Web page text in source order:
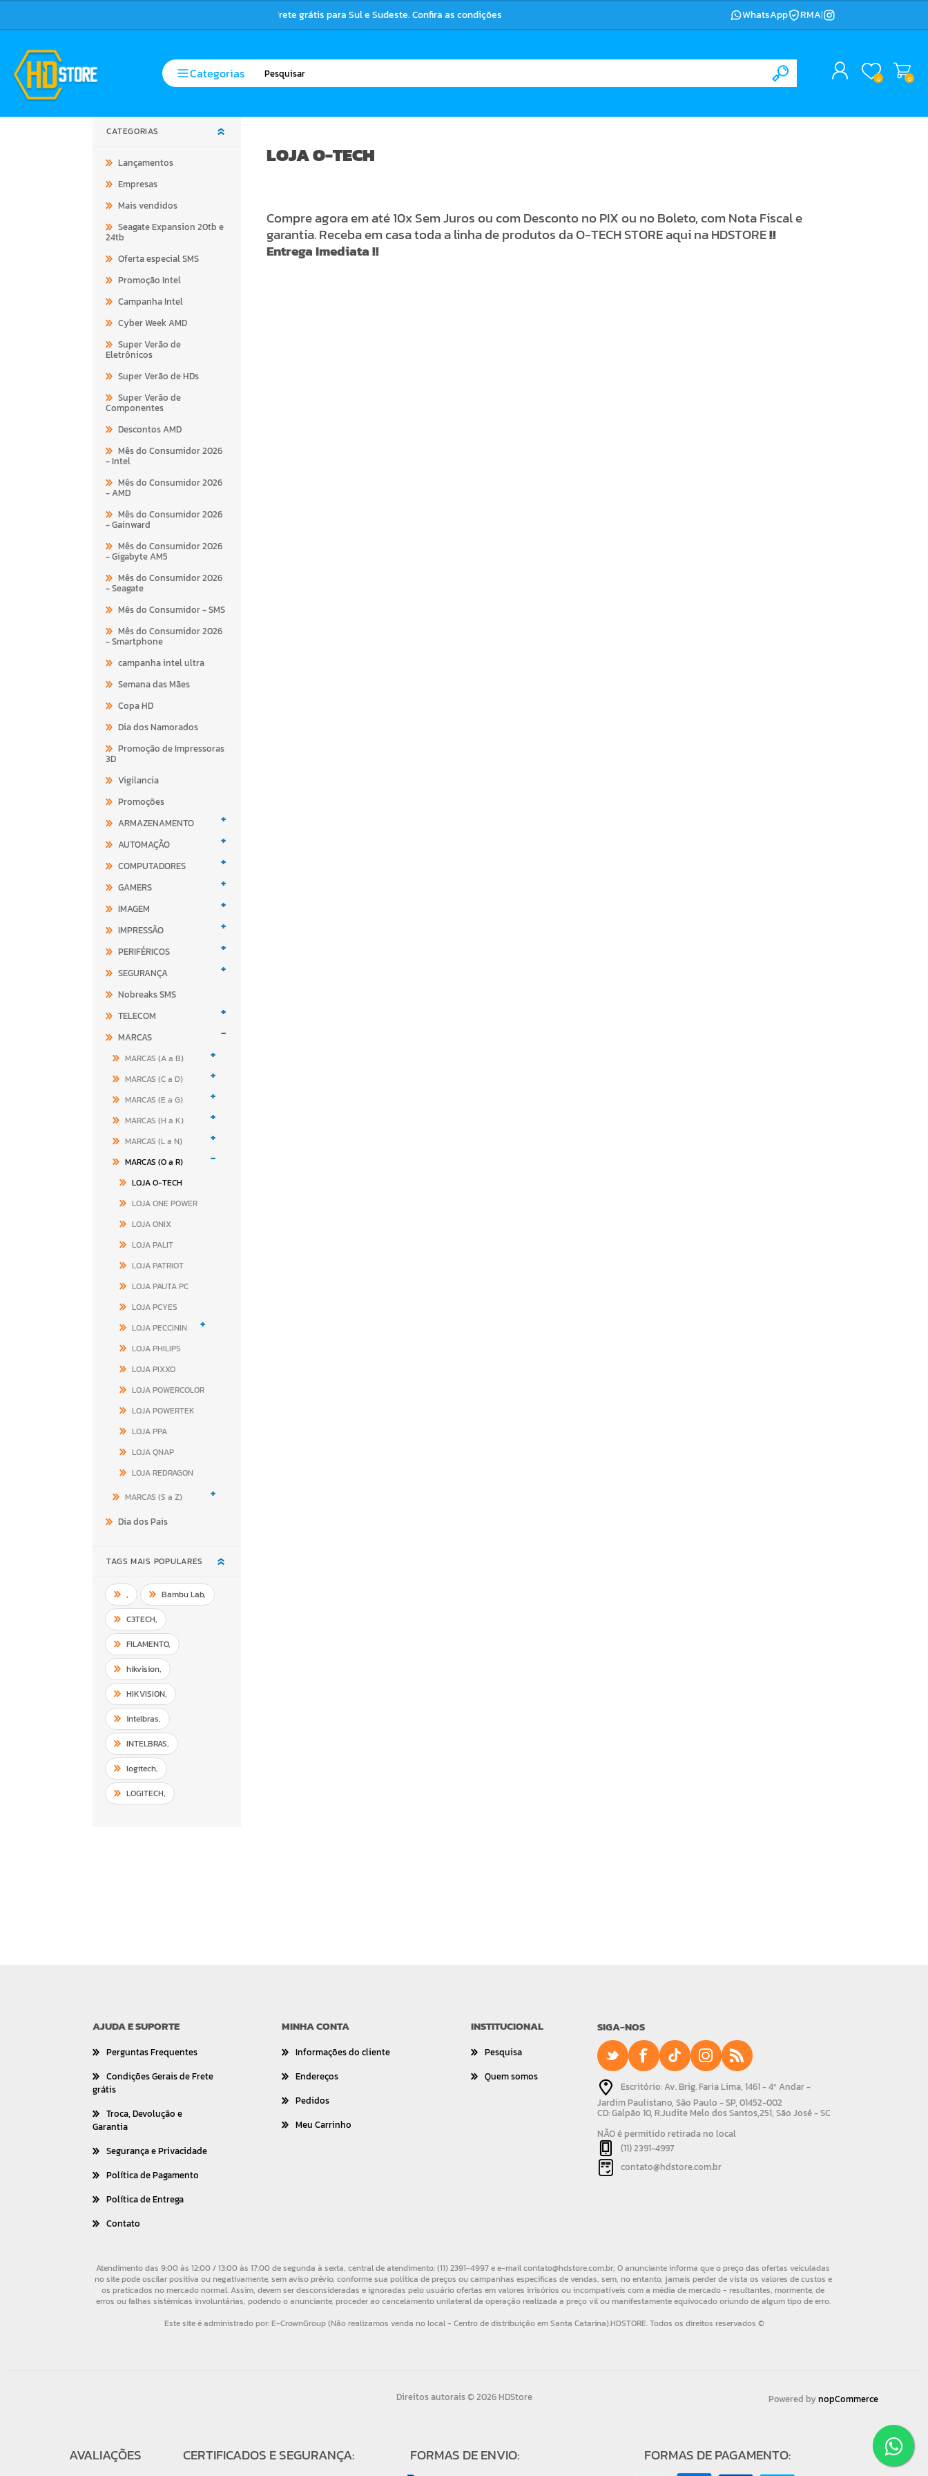
Frete grátis para Sul e Sudeste. Confira as condições WhatsApp RMA|
Categorias 0 0
CATEGORIAS
Lançamentos
Empresas
Mais vendidos
Seagate Expansion 20tb e
24tb
Oferta especial SMS
Promoção Intel
Campanha Intel
Cyber Week AMD
Super Verão de
Eletrônicos
Super Verão de HDs
Super Verão de
Componentes
Descontos AMD
Mês do Consumidor 2026
- Intel
Mês do Consumidor 2026
- AMD
Mês do Consumidor 2026
- Gainward
Mês do Consumidor 2026
- Gigabyte AM5
Mês do Consumidor 2026
- Seagate
Mês do Consumidor - SMS
Mês do Consumidor 2026
- Smartphone
campanha intel ultra
Semana das Mães
Copa HD
Dia dos Namorados
Promoção de Impressoras
3D
Vigilancia
Promoções
ARMAZENAMENTO
+
AUTOMAÇÃO +
COMPUTADORES +
GAMERS +
IMAGEM +
IMPRESSÃO +
PERIFÉRICOS +
SEGURANÇA +
Nobreaks SMS
TELECOM
+
MARCAS -
MARCAS (A a B) +
MARCAS (C a D) +
MARCAS (E a G) +
MARCAS (H a K) +
MARCAS (L a N) +
MARCAS (O a R) -
LOJA O-TECH
LOJA ONE POWER
LOJA ONIX
LOJA PALIT
LOJA PATRIOT
LOJA PAUTA PC
LOJA PCYES
LOJA PECCININ
+
LOJA PHILIPS
LOJA PIXXO
LOJA POWERCOLOR
LOJA POWERTEK
LOJA PPA
LOJA QNAP
LOJA REDRAGON
MARCAS (S a Z)
+
Dia dos Pais
TAGS MAIS POPULARES
, Bambu Lab,
C3TECH,
FILAMENTO,
hikvision,
HIKVISION,
intelbras,
INTELBRAS,
logitech,
LOGITECH,
LOJA O-TECH
Compre agora em até 10x Sem Juros ou com Desconto no PIX ou no Boleto, com Nota Fiscal e
garantia. Receba em casa toda a linha de produtos da O-TECH STORE aqui na HDSTORE!!
Entrega Imediata !!
AJUDA E SUPORTE
Perguntas Frequentes
Condições Gerais de Frete
grátis
Troca, Devolução e
Garantia
Segurança e Privacidade
Política de Pagamento
Política de Entrega
Contato
MINHA CONTA
Informações do cliente
Endereços
Pedidos
Meu Carrinho
INSTITUCIONAL
Pesquisa
Quem somos
SIGA-NOS
Escritório: Av. Brig. Faria Lima, 1461 - 4º Andar -
Jardim Paulistano, São Paulo - SP, 01452-002
CD: Galpão 10, R.Judite Melo dos Santos,251, São José - SC
NÃO é permitido retirada no local
(11) 2391-4997
contato@hdstore.com.br
Direitos autorais © 2026 HDStore Powered bynopCommerce
AVALIAÇÕES CERTIFICADOS E SEGURANÇA: FORMAS DE ENVIO: FORMAS DE PAGAMENTO: